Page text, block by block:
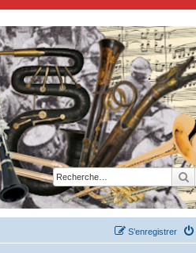
S’enregistrer